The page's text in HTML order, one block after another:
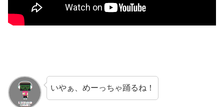
いやぁ、めーっちゃ踊るね！